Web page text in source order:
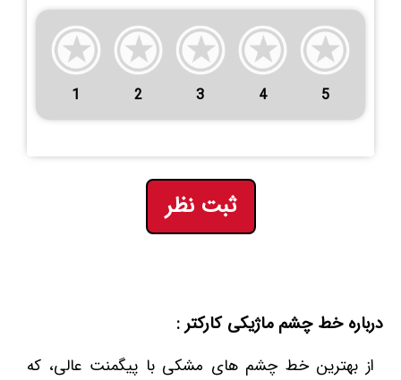
1 2 3 4 5
ثبت نظر
درباره خط چشم ماژیکی کارکتر :
از بهترین خط چشم های مشکی با پیگمنت عالی، که